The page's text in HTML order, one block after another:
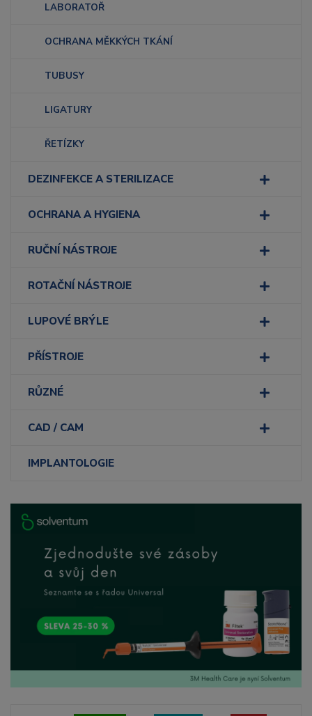
LABORATOŘ
OCHRANA MĚKKÝCH TKÁNÍ
TUBUSY
LIGATURY
ŘETÍZKY
DEZINFEKCE A STERILIZACE
OCHRANA A HYGIENA
RUČNÍ NÁSTROJE
ROTAČNÍ NÁSTROJE
LUPOVÉ BRÝLE
PŘÍSTROJE
RŮZNÉ
CAD / CAM
IMPLANTOLOGIE